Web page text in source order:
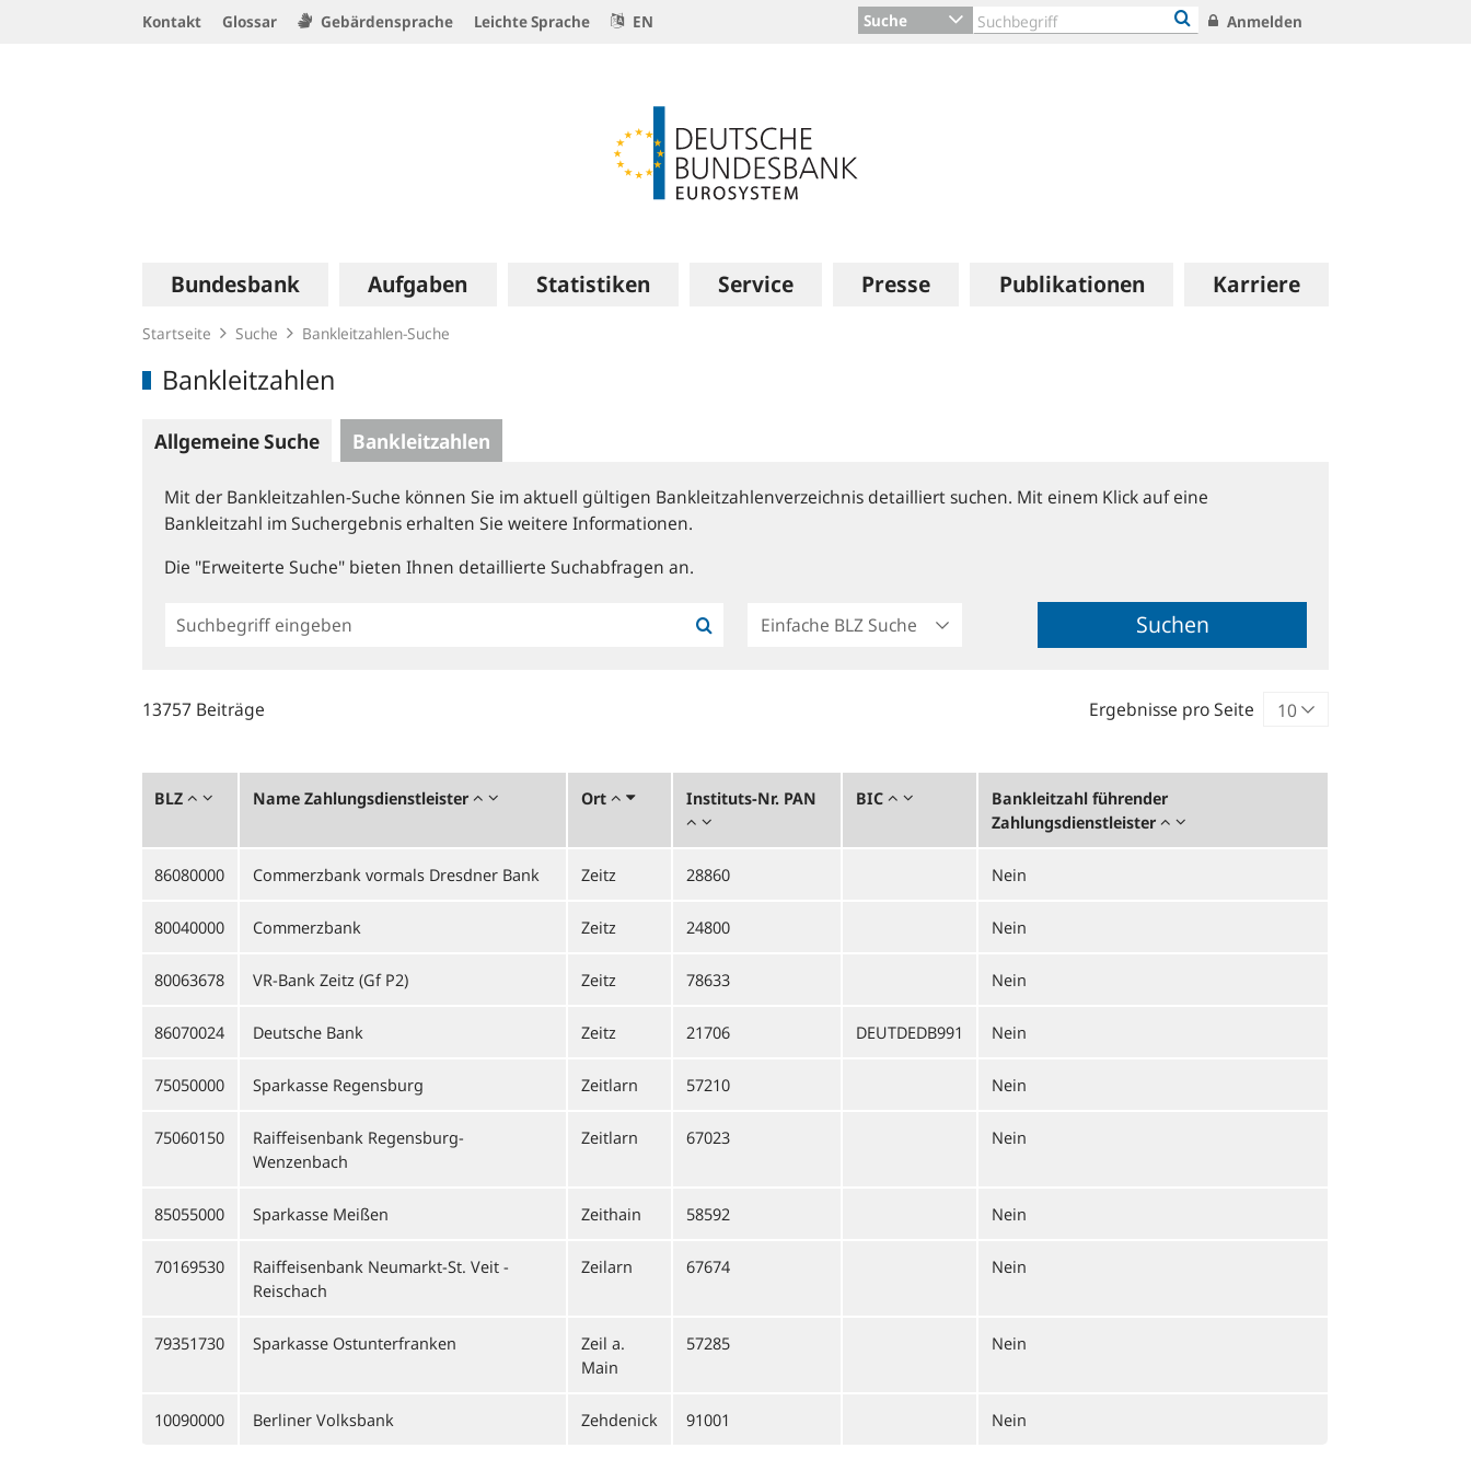
Kontakt Glossar Gebärdensprache Leichte Sprache EN Suche Anmelden
Hauptnavigation
Bundesbank Aufgaben Statistiken Service Presse Publikationen Karriere
Startseite Suche Bankleitzahlen-Suche
Bankleitzahlen
Allgemeine Suche Bankleitzahlen
Mit der Bankleitzahlen-Suche können Sie im aktuell gültigen Bankleitzahlenverzeichnis detailliert suchen. Mit einem Klick auf eine
Bankleitzahl im Suchergebnis erhalten Sie weitere Informationen.
Die "Erweiterte Suche" bieten Ihnen detaillierte Suchabfragen an.
Einfache
Suche
Suchen
13757 Beiträge Ergebnisse pro Seite
BLZ Name Zahlungsdienstleister Ort Instituts-Nr. PAN BIC
Bankleitzahl führender
Zahlungsdienstleister
86080000 Commerzbank vormals Dresdner Bank Zeitz 28860 Nein
80040000 Commerzbank Zeitz 24800 Nein
80063678 VR-Bank Zeitz (Gf P2) Zeitz 78633 Nein
86070024 Deutsche Bank Zeitz 21706 DEUTDEDB991 Nein
75050000 Sparkasse Regensburg Zeitlarn 57210 Nein
75060150
Raiffeisenbank Regensburg-
Wenzenbach
Zeitlarn 67023 Nein
85055000 Sparkasse Meißen Zeithain 58592 Nein
70169530
Raiffeisenbank Neumarkt-St. Veit -
Reischach
Zeilarn 67674 Nein
79351730 Sparkasse Ostunterfranken
Zeil a.
Main
57285 Nein
10090000 Berliner Volksbank Zehdenick 91001 Nein